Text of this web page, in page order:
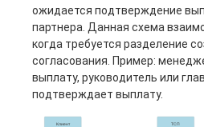
ожидается подтверждение
партнера. Данная схема
когда требуется разделение
согласования. Пример:
выплату, руководитель или
подтверждает выплату.